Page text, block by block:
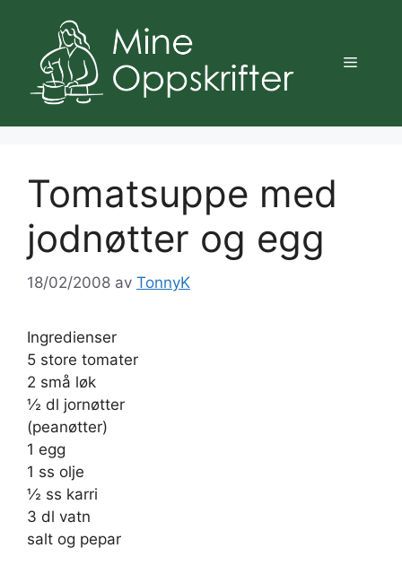
innhold
Meny
Tomatsuppe med
jodnøtter og egg
18/02/2008 av TonnyK
Ingredienser
5 store tomater
2 små løk
½ dl jornøtter
(peanøtter)
1 egg
1 ss olje
½ ss karri
3 dl vatn
salt og pepar